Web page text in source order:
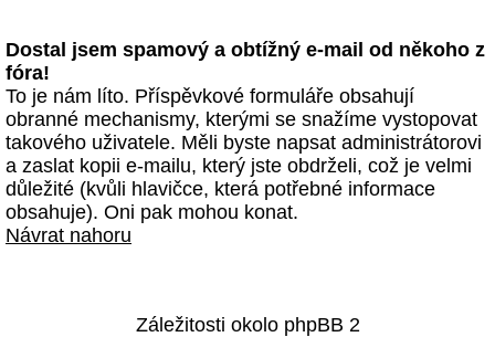
Dostal jsem spamový a obtížný e-mail od někoho z
fóra!
To je nám líto. Příspěvkové formuláře obsahují
obranné mechanismy, kterými se snažíme vystopovat
takového uživatele. Měli byste napsat administrátorovi
a zaslat kopii e-mailu, který jste obdrželi, což je velmi
důležité (kvůli hlavičce, která potřebné informace
obsahuje). Oni pak mohou konat.
Návrat nahoru
Záležitosti okolo phpBB 2